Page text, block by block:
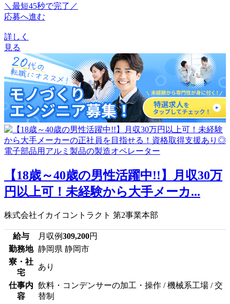
＼最短45秒で完了／
応募へ進む
詳しく
見る
【18歳～40歳の男性活躍中!!】月収30万
円以上可！未経験から大手メーカ...
株式会社イカイコントラクト 第2事業本部
給与 月収例309,200円
勤務地 静岡県 静岡市
寮・社
宅
あり
仕事内
容
飲料・コンデンサーの加工・操作 / 機械系工場 / 交
替制